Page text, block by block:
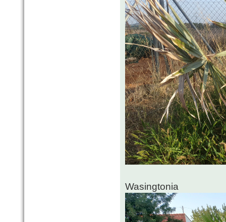
Wasingtonia